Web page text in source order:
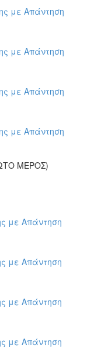
με Απάντηση
με Απάντηση
με Απάντηση
με Απάντηση
ΜΕΡΟΣ)
με Απάντηση
με Απάντηση
με Απάντηση
με Απάντηση